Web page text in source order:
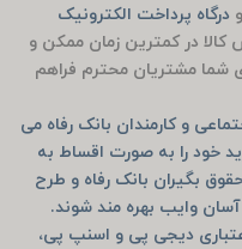
و درگاه پرداخت الکترونیک
کالا در کمترین زمان ممکن و
شما مشتریان محترم فراهم
و کارمندان بانک رفاه می
خود را به صورت اقساط به
بگیران بانک رفاه و طرح
وایب بهره مند شوند.
دیجی پی و اسنپ پی،